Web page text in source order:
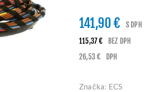
141,90 €
S DPH
115,37 €
BEZ DPH
26,53 €
DPH
Značka: ECS